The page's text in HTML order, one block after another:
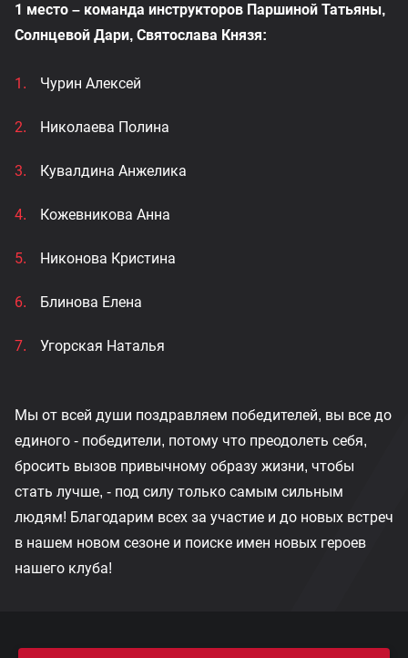
1 место – команда инструкторов Паршиной Татьяны,
Солнцевой Дари, Святослава Князя:
Чурин Алексей
Николаева Полина
Кувалдина Анжелика
Кожевникова Анна
Никонова Кристина
Блинова Елена
Угорская Наталья
Мы от всей души поздравляем победителей, вы все до
единого - победители, потому что преодолеть себя,
бросить вызов привычному образу жизни, чтобы
стать лучше, - под силу только самым сильным
людям! Благодарим всех за участие и до новых встреч
в нашем новом сезоне и поиске имен новых героев
нашего клуба!